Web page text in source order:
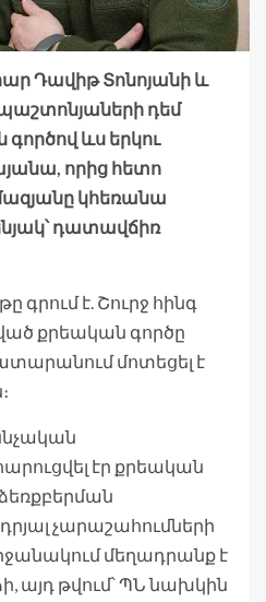
Դավիթ Տոնոյանի և
դեմ
ևս երկու
որից հետո
կհեռանա
դատավճիռ
գրում է. Շուրջ հինգ
քրեական գործը
մոտեցել է
էր քրեական
չարաշահումների
մեղադրանք է
այդ թվում՝ ՊՆ նախկին